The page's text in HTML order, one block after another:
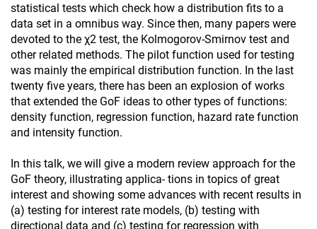
statistical tests which check how a distribution fits to a
data set in a omnibus way. Since then, many papers were
devoted to the χ2 test, the Kolmogorov-Smirnov test and
other related methods. The pilot function used for testing
was mainly the empirical distribution function. In the last
twenty five years, there has been an explosion of works
that extended the GoF ideas to other types of functions:
density function, regression function, hazard rate function
and intensity function.
In this talk, we will give a modern review approach for the
GoF theory, illustrating applica- tions in topics of great
interest and showing some advances with recent results in
(a) testing for interest rate models, (b) testing with
directional data and (c) testing for regression with